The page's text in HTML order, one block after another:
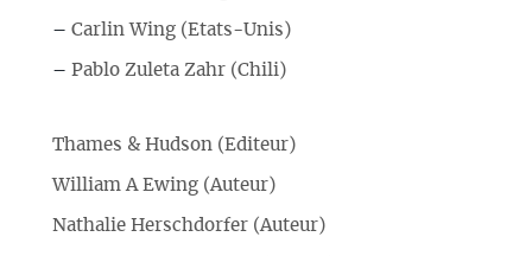
– Carlin Wing (Etats-Unis)
– Pablo Zuleta Zahr (Chili)
Thames & Hudson (Editeur)
William A Ewing (Auteur)
Nathalie Herschdorfer (Auteur)